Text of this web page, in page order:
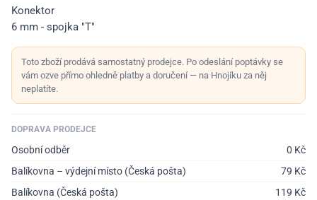
Konektor
6 mm - spojka "T"
Toto zboží prodává samostatný prodejce. Po odeslání poptávky se
vám ozve přímo ohledně platby a doručení — na Hnojíku za něj
neplatíte.
DOPRAVA PRODEJCE
Osobní odběr 0 Kč
Balíkovna – výdejní místo (Česká pošta)
79 Kč
Balíkovna (Česká pošta)
119 Kč